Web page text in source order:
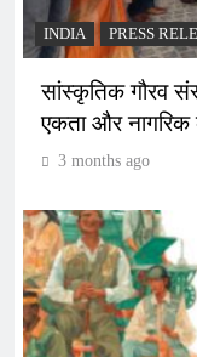
INDIA PRESS
सांस्कृतिक गौरव
एकता और नागरिक
3 months ago